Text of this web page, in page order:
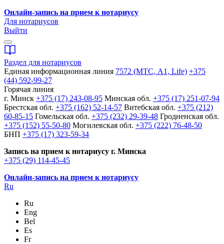
Онлайн-запись на прием к нотариусу
Для нотариусов
Выйти
Раздел для нотариусов
Единая информационная линия 7572 (МТС, A1, Life) +375
(44) 592-99-27
Горячая линия
г. Минск +375 (17) 243-08-95 Минская обл. +375 (17) 251-07-94
Брестская обл. +375 (162) 52-14-57 Витебская обл. +375 (212)
60-85-15 Гомельская обл. +375 (232) 29-39-48 Гродненская обл.
+375 (152) 55-50-80 Могилевская обл. +375 (222) 76-48-50
БНП +375 (17) 323-59-34
Запись на прием к нотариусу г. Минска
+375 (29) 114-45-45
Онлайн-запись на прием к нотариусу
Ru
Ru
Eng
Bel
Es
Fr